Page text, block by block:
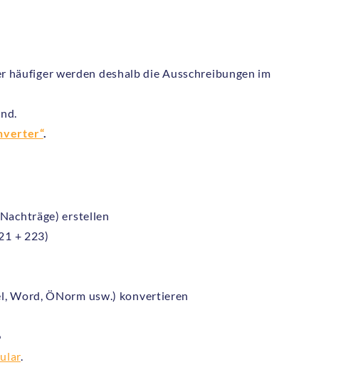
häufiger werden deshalb die Ausschreibungen im
.
erstellen
+ 223)
Word, ÖNorm usw.) konvertieren
.